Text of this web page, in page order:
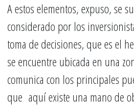
A estos elementos, expuso, se
considerado por los
toma de decisiones, que es el
se encuentre ubicada en una
comunica con los principales
que aquí existe una mano de